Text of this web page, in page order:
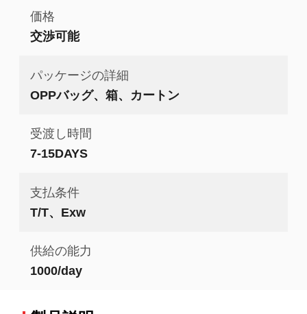
価格
交渉可能
パッケージの詳細
OPPバッグ、箱、カートン
受渡し時間
7-15DAYS
支払条件
T/T、Exw
供給の能力
1000/day